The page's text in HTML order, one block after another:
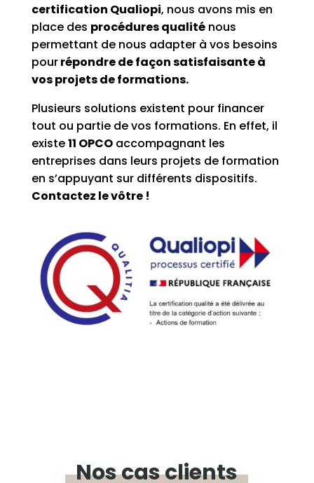
certification Qualiopi, nous avons mis en
place des procédures qualiténous
permettant de nous adapter à vos besoins
pourrépondre de façon satisfaisante à
vos projets de formations.
Plusieurs solutions existent pour financer
tout ou partie de vos formations. En effet, il
existe11 OPCOaccompagnant les
entreprises dans leurs projets de formation
en s’appuyant sur différents dispositifs.
Contactez le vôtre !
Nos casclients